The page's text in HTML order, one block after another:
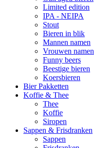
Limited edition
IPA - NEIPA
Stout
Bieren in blik
Mannen namen
Vrouwen namen
Funny beers
Beestige bieren
Koersbieren
Bier Pakketten
Koffie & Thee
Thee
Koffie
Siropen
Sappen & Frisdranken
Sappen